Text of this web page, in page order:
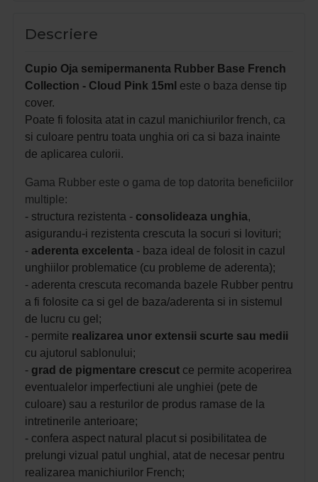
Descriere
Cupio Oja semipermanenta Rubber Base French
Collection - Cloud Pink 15ml este o baza dense tip
cover.
Poate fi folosita atat in cazul manichiurilor french, ca
si culoare pentru toata unghia ori ca si baza inainte
de aplicarea culorii.
Gama Rubber este o gama de top datorita beneficiilor
multiple:
- structura rezistenta - consolideaza unghia,
asigurandu-i rezistenta crescuta la socuri si lovituri;
- aderenta excelenta - baza ideal de folosit in cazul
unghiilor problematice (cu probleme de aderenta);
- aderenta crescuta recomanda bazele Rubber pentru
a fi folosite ca si gel de baza/aderenta si in sistemul
de lucru cu gel;
- permite realizarea unor extensii scurte sau medii
cu ajutorul sablonului;
- grad de pigmentare crescut ce permite acoperirea
eventualelor imperfectiuni ale unghiei (pete de
culoare) sau a resturilor de produs ramase de la
intretinerile anterioare;
- confera aspect natural placut si posibilitatea de
prelungi vizual patul unghial, atat de necesar pentru
realizarea manichiurilor French;